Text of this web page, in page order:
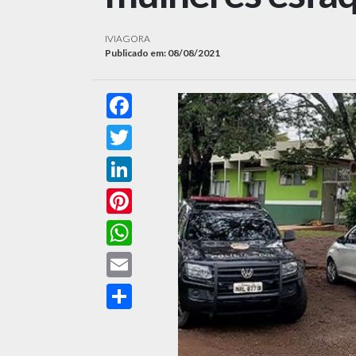
IVIAGORA
Publicado em: 08/08/2021
Facebook
LinkedIn
Pinterest
WhatsApp
Compartilhar